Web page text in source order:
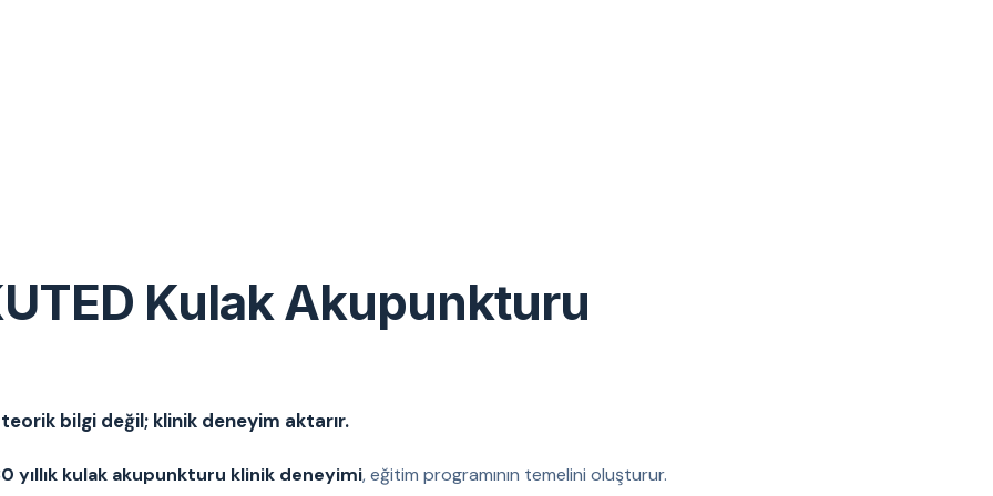
Kulak Akupunkturu
bilgi değil; klinik deneyim aktarır.
yıllık kulak akupunkturu klinik deneyimi, eğitim programının temelini oluşturur.